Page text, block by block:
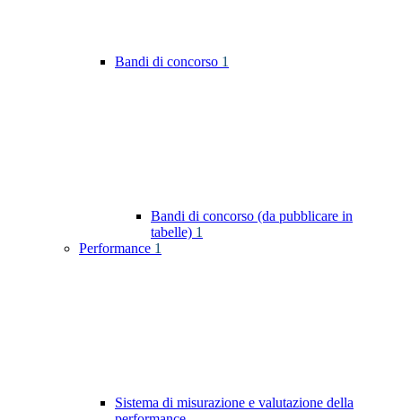
Bandi di concorso 1
Bandi di concorso (da pubblicare in
tabelle) 1
Performance 1
Sistema di misurazione e valutazione della